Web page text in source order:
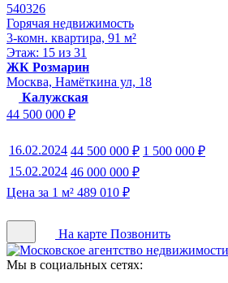
540326
Горячая недвижимость
3-комн. квартира, 91 м²
Этаж: 15 из 31
ЖК Розмарин
Москва, Намёткина ул, 18
Калужская
44 500 000 ₽
16.02.2024 44 500 000 ₽ 1 500 000 ₽
15.02.2024 46 000 000 ₽
Цена за 1 м² 489 010 ₽
На карте Позвонить
Мы в социальных сетях: